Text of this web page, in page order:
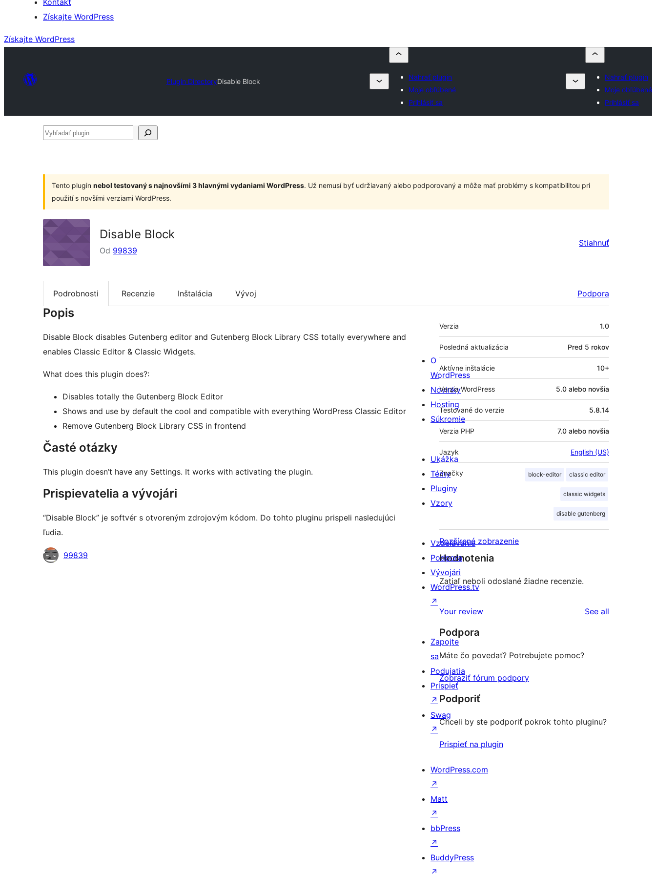
Kontakt
Získajte WordPress
Získajte WordPress
Plugin DirectoryDisable Block
Nahrať plugin
Moje obľúbené
Prihlásiť sa
Nahrať plugin
Moje obľúbené
Prihlásiť sa
Vyhľadať
Tento plugin nebol testovaný s najnovšími 3 hlavnými vydaniami WordPress. Už nemusí byť udržiavaný alebo podporovaný a môže mať problémy s kompatibilitou pri
použití s novšími verziami WordPress.
Disable Block
Od 99839
Stiahnuť
Podrobnosti Recenzie Inštalácia Vývoj Podpora
Popis
Disable Block disables Gutenberg editor and Gutenberg Block Library CSS totally everywhere and
enables Classic Editor & Classic Widgets.
What does this plugin does?:
Disables totally the Gutenberg Block Editor
Shows and use by default the cool and compatible with everything WordPress Classic Editor
Remove Gutenberg Block Library CSS in frontend
Časté otázky
This plugin doesn’t have any Settings. It works with activating the plugin.
Prispievatelia a vývojári
“Disable Block” je softvér s otvoreným zdrojovým kódom. Do tohto pluginu prispeli nasledujúci
ľudia.
Prispievatelia
99839
Meta
Verzia 1.0
Posledná aktualizácia Pred 5 rokov
Aktívne inštalácie 10+
Verzia WordPress 5.0 alebo novšia
Testované do verzie 5.8.14
Verzia PHP 7.0 alebo novšia
Jazyk English (US)
Značky block-editor classic editor
classic widgets
disable gutenberg
Rozšírené zobrazenie
Hodnotenia
Zatiaľ neboli odoslané žiadne recenzie.
Your review See all
Podpora
Máte čo povedať? Potrebujete pomoc?
Zobraziť fórum podpory
Podporiť
Chceli by ste podporiť pokrok tohto pluginu?
Prispieť na plugin
O
WordPress
Novinky
Hosting
Súkromie
Ukážka
Témy
Pluginy
Vzory
Vzdelávanie
Podpora
Vývojári
WordPress.tv
↗
Zapojte
sa
Podujatia
Prispieť
↗
Swag
↗
WordPress.com
↗
Matt
↗
bbPress
↗
BuddyPress
↗